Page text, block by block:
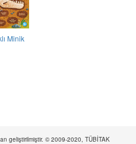
Minik
geliştirilmiştir. © 2009-2020, TÜBİTAK